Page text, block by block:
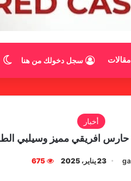
مقالات سجل دخولك من هنا
أخبار
حارس افريقي مميز وسيلبي
23 يناير، 2025 675